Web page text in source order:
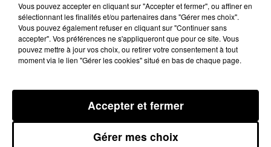
3 avril 2025 - 4 min 14 sec
LES INFOS DU BÉARN DU 03/04/2025 À 08H59
Vous pouvez accepter en cliquant sur "Accepter et fermer", ou affiner en
sélectionnant les finalités et/ou partenaires dans "Gérer mes choix".
Vous pouvez également refuser en cliquant sur "Continuer sans
accepter". Vos préférences ne s'appliqueront que pour ce site. Vous
pouvez mettre à jour vos choix, ou retirer votre consentement à tout
moment via le lien "Gérer les cookies" situé en bas de chaque page.
Gérer mes choix
Accepter et fermer